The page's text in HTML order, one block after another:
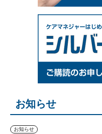
お知らせ
お知らせ